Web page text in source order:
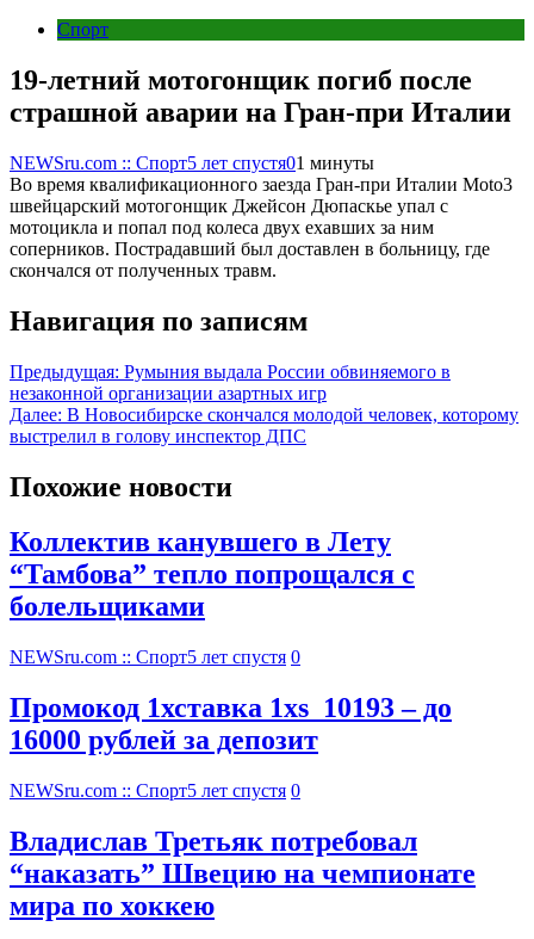
Спорт
19-летний мотогонщик погиб после
страшной аварии на Гран-при Италии
NEWSru.com :: Спорт5 лет спустя01 минуты
Во время квалификационного заезда Гран-при Италии Moto3
швейцарский мотогонщик Джейсон Дюпаскье упал с
мотоцикла и попал под колеса двух ехавших за ним
соперников. Пострадавший был доставлен в больницу, где
скончался от полученных травм.
Навигация по записям
Предыдущая: Румыния выдала России обвиняемого в
незаконной организации азартных игр
Далее: В Новосибирске скончался молодой человек, которому
выстрелил в голову инспектор ДПС
Похожие новости
Коллектив канувшего в Лету
“Тамбова” тепло попрощался с
болельщиками
NEWSru.com :: Спорт5 лет спустя 0
Промокод 1хставка 1xs_10193 – до
16000 рублей за депозит
NEWSru.com :: Спорт5 лет спустя 0
Владислав Третьяк потребовал
“наказать” Швецию на чемпионате
мира по хоккею